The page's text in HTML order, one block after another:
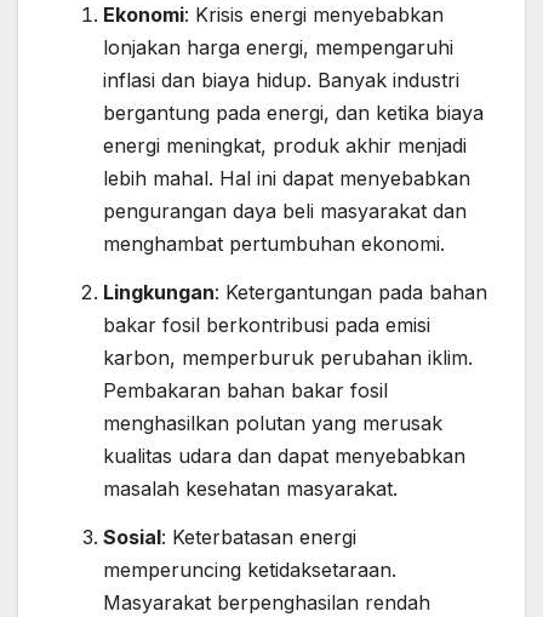
Ekonomi: Krisis energi menyebabkan
lonjakan harga energi, mempengaruhi
inflasi dan biaya hidup. Banyak industri
bergantung pada energi, dan ketika biaya
energi meningkat, produk akhir menjadi
lebih mahal. Hal ini dapat menyebabkan
pengurangan daya beli masyarakat dan
menghambat pertumbuhan ekonomi.
Lingkungan: Ketergantungan pada bahan
bakar fosil berkontribusi pada emisi
karbon, memperburuk perubahan iklim.
Pembakaran bahan bakar fosil
menghasilkan polutan yang merusak
kualitas udara dan dapat menyebabkan
masalah kesehatan masyarakat.
Sosial: Keterbatasan energi
memperuncing ketidaksetaraan.
Masyarakat berpenghasilan rendah